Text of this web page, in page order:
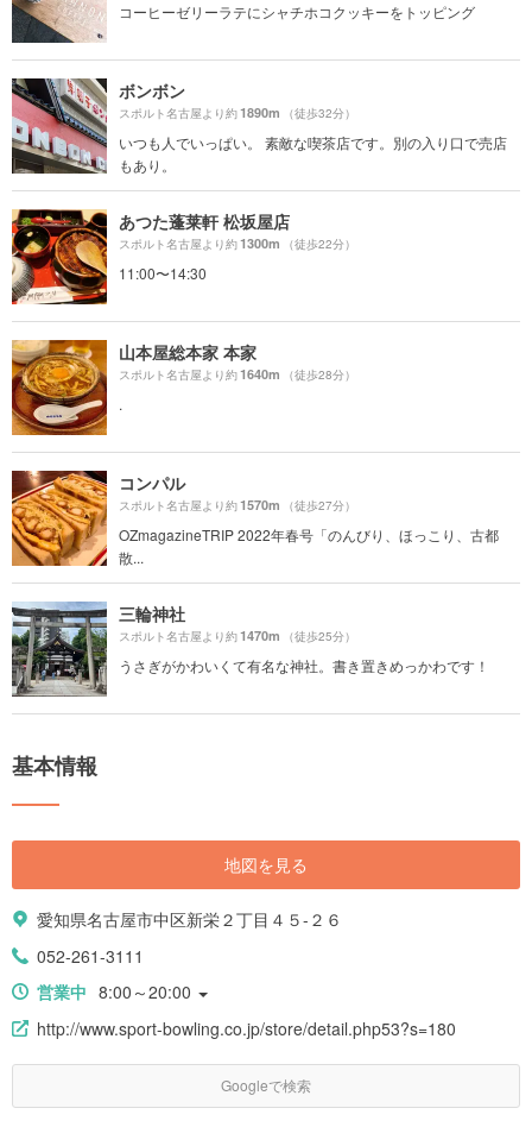
コーヒーゼリーラテにシャチホコクッキーをトッピング
ボンボン
スポルト名古屋より約1890m （徒歩32分）
いつも人でいっぱい。 素敵な喫茶店です。別の入り口で売店
もあり。
あつた蓬莱軒 松坂屋店
スポルト名古屋より約1300m （徒歩22分）
11:00〜14:30
山本屋総本家 本家
スポルト名古屋より約1640m （徒歩28分）
.
コンパル
スポルト名古屋より約1570m （徒歩27分）
OZmagazineTRIP 2022年春号「のんびり、ほっこり、古都
散...
三輪神社
スポルト名古屋より約1470m （徒歩25分）
うさぎがかわいくて有名な神社。書き置きめっかわです！
基本情報
地図を見る
愛知県名古屋市中区新栄２丁目４５-２６
052-261-3111
営業中 8:00～20:00
http://www.sport-bowling.co.jp/store/detail.php53?s=180
Googleで検索